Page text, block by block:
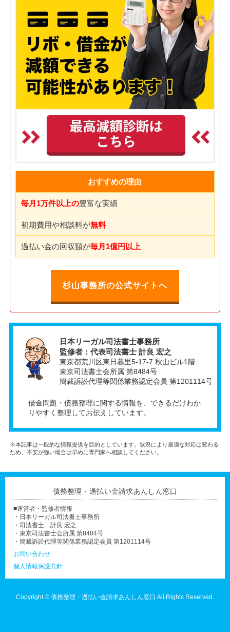
おすすめの理由
毎月1万件以上の豊富な実績
初期費用や相談料が無料
過払い金の回収額が毎月1億円以上
杉山事務所の公式サイトへ
日本リーガル司法書士事務所
監修者：代表司法書士 計良 宏之
東京都荒川区東日暮里5-17-7 秋山ビル1階
東京司法書士会所属 第8484号
簡裁訴訟代理等関係業務認定会員 第1201114号
借金問題・債務整理に関する情報を、できるだけわか
りやすく整理してお伝えしています。
※本記事は一般的な情報提供を目的としています。状況により最適な対応は変わる
ため、不安が強い場合は早めに専門家へ相談してください。
債務整理・過払い金請求あんしん窓口
■運営者・監修者情報
・日本リーガル司法書士事務所
・司法書士 計良 宏之
・東京司法書士会所属 第8484号
・簡裁訴訟代理等関係業務認定会員 第1201114号
お問い合わせ
個人情報保護方針
Copyright © 債務整理・過払い金請求あんしん窓口 All Rights Reserved.